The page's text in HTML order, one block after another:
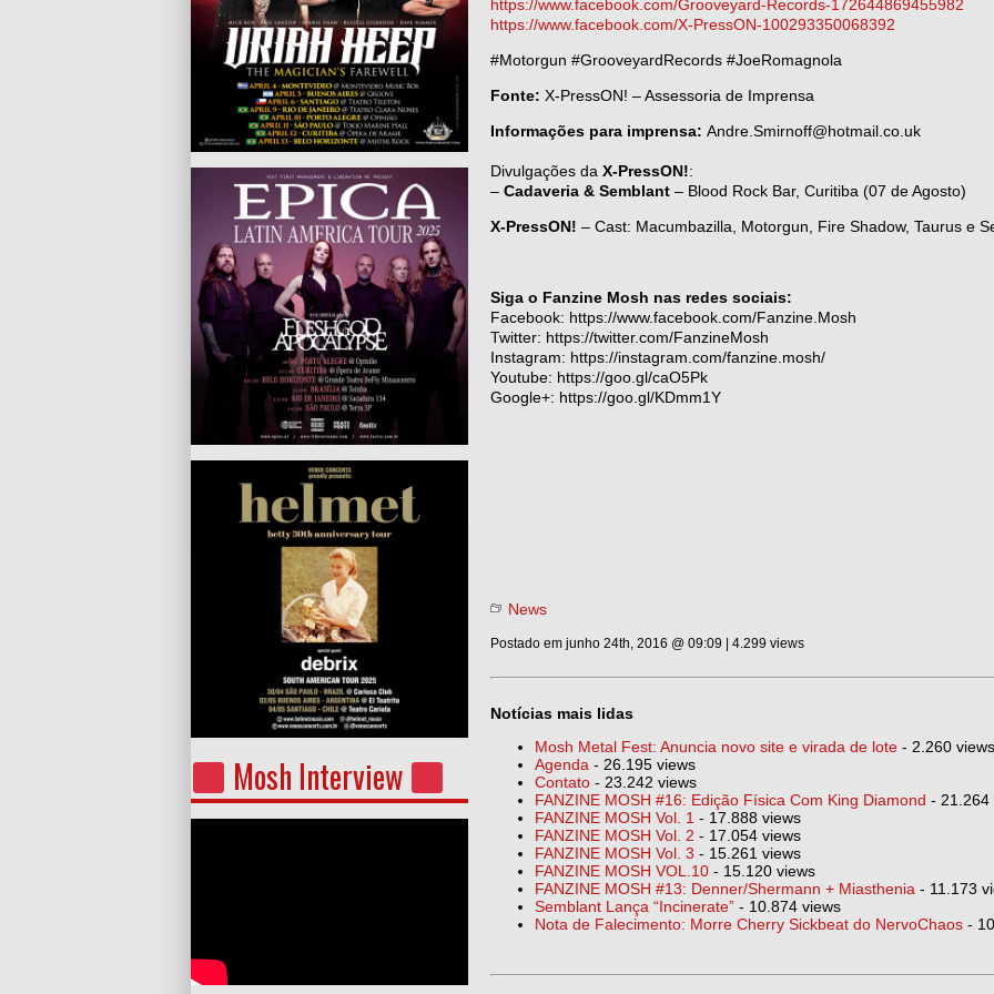
Mosh Interview
https://www.facebook.com/Grooveyard-Records-172644869455982
https://www.facebook.com/X-PressON-100293350068392
#Motorgun #GrooveyardRecords #JoeRomagnola
Fonte: X-PressON! – Assessoria de Imprensa
Informações para imprensa: Andre.Smirnoff@hotmail.co.uk
Divulgações da X-PressON!:
– Cadaveria & Semblant – Blood Rock Bar, Curitiba (07 de Agosto)
X-PressON! – Cast: Macumbazilla, Motorgun, Fire Shadow, Taurus e
Siga o Fanzine Mosh nas redes sociais:
Facebook: https://www.facebook.com/Fanzine.Mosh
Twitter: https://twitter.com/FanzineMosh
Instagram: https://instagram.com/fanzine.mosh/
Youtube: https://goo.gl/caO5Pk
Google+: https://goo.gl/KDmm1Y
News
Postado em junho 24th, 2016 @ 09:09 | 4.299 views
Notícias mais lidas
Mosh Metal Fest: Anuncia novo site e virada de lote - 2.260 views
Agenda - 26.195 views
Contato - 23.242 views
FANZINE MOSH #16: Edição Física Com King Diamond - 21.264
FANZINE MOSH Vol. 1 - 17.888 views
FANZINE MOSH Vol. 2 - 17.054 views
FANZINE MOSH Vol. 3 - 15.261 views
FANZINE MOSH VOL.10 - 15.120 views
FANZINE MOSH #13: Denner/Shermann + Miasthenia - 11.173
Semblant Lança “Incinerate” - 10.874 views
Nota de Falecimento: Morre Cherry Sickbeat do NervoChaos -